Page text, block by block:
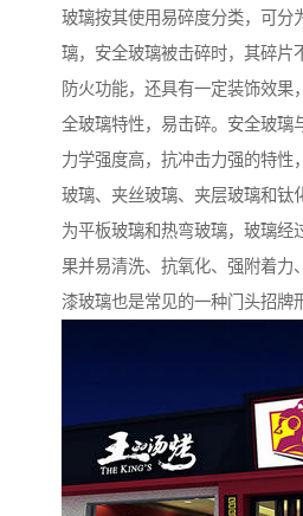
玻璃按其使用易碎度分类，可分
璃，安全玻璃被击碎时，其碎片
防火功能，还具有一定装饰效果
全玻璃特性，易击碎。安全玻璃
力学强度高，抗冲击力强的特性
玻璃、夹丝玻璃、夹层玻璃和钛
为平板玻璃和热弯玻璃，玻璃经
果并易清洗、抗氧化、强附着力
漆玻璃也是常见的一种门头招牌